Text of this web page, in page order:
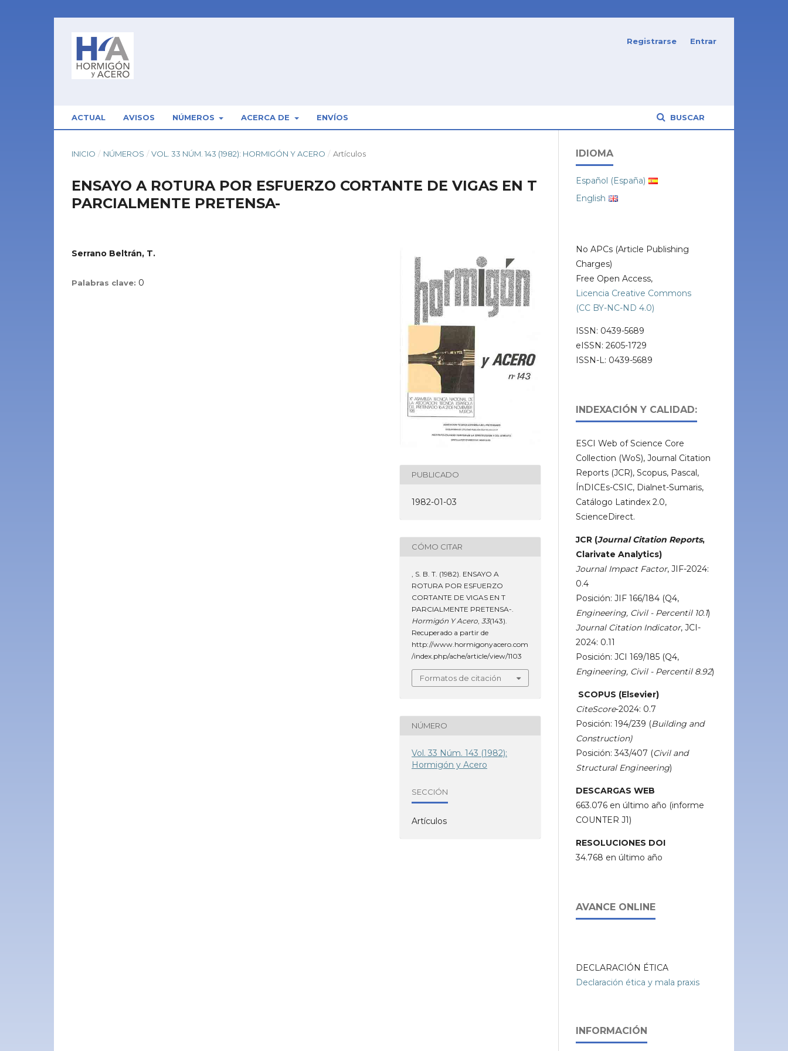
ACTUAL AVISOS NÚMEROS ACERCA DE ENVÍOS BUSCAR
Registrarse Entrar
INICIO / NÚMEROS / VOL. 33 NÚM. 143 (1982): HORMIGÓN Y ACERO / Artículos
ENSAYO A ROTURA POR ESFUERZO CORTANTE DE VIGAS EN T
PARCIALMENTE PRETENSA-
Serrano Beltrán, T.
Palabras clave: 0
PUBLICADO
1982-01-03
CÓMO CITAR
, S. B. T. (1982). ENSAYO A
ROTURA POR ESFUERZO
CORTANTE DE VIGAS EN T
PARCIALMENTE PRETENSA-.
Hormigón Y Acero 33(143).
Recuperado a partir de
http://www.hormigonyacero.com
/index.php/ache/article/view/1103
Formatos de citación
NÚMERO
Vol. 33 Núm. 143 (1982):
Hormigón y Acero
SECCIÓN
Artículos
IDIOMA
Español (España)
English
No APCs (Article Publishing
Charges)
Free Open Access,
Licencia Creative Commons
(CC BY-NC-ND 4.0)
ISSN: 0439-5689
eISSN: 2605-1729
ISSN-L: 0439-5689
INDEXACIÓN Y CALIDAD:
ESCI Web of Science Core
Collection (WoS), Journal Citation
Reports (JCR), Scopus, Pascal,
ÍnDICEs-CSIC, Dialnet-Sumaris,
Catálogo Latindex 2.0,
ScienceDirect.
JCR (Journal Citation Reports,
Clarivate Analytics)
Journal Impact Factor, JIF-2024:
0.4
Posición: JIF 166/184 (Q4,
Engineering, Civil - Percentil 10.1)
Journal Citation Indicator, JCI-
2024: 0.11
Posición: JCI 169/185 (Q4,
Engineering, Civil - Percentil 8.92)
SCOPUS (Elsevier)
CiteScore-2024: 0.7
Posición: 194/239 (Building and
Construction)
Posición: 343/407 (Civil and
Structural Engineering)
DESCARGAS WEB
663.076 en último año (informe
COUNTER J1)
RESOLUCIONES DOI
34.768 en último año
AVANCE ONLINE
DECLARACIÓN ÉTICA
Declaración ética y mala praxis
INFORMACIÓN